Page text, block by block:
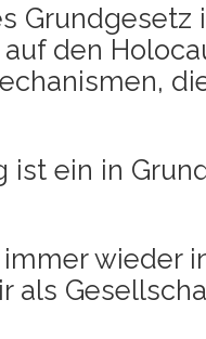
den
ist ein in
wie­der
als